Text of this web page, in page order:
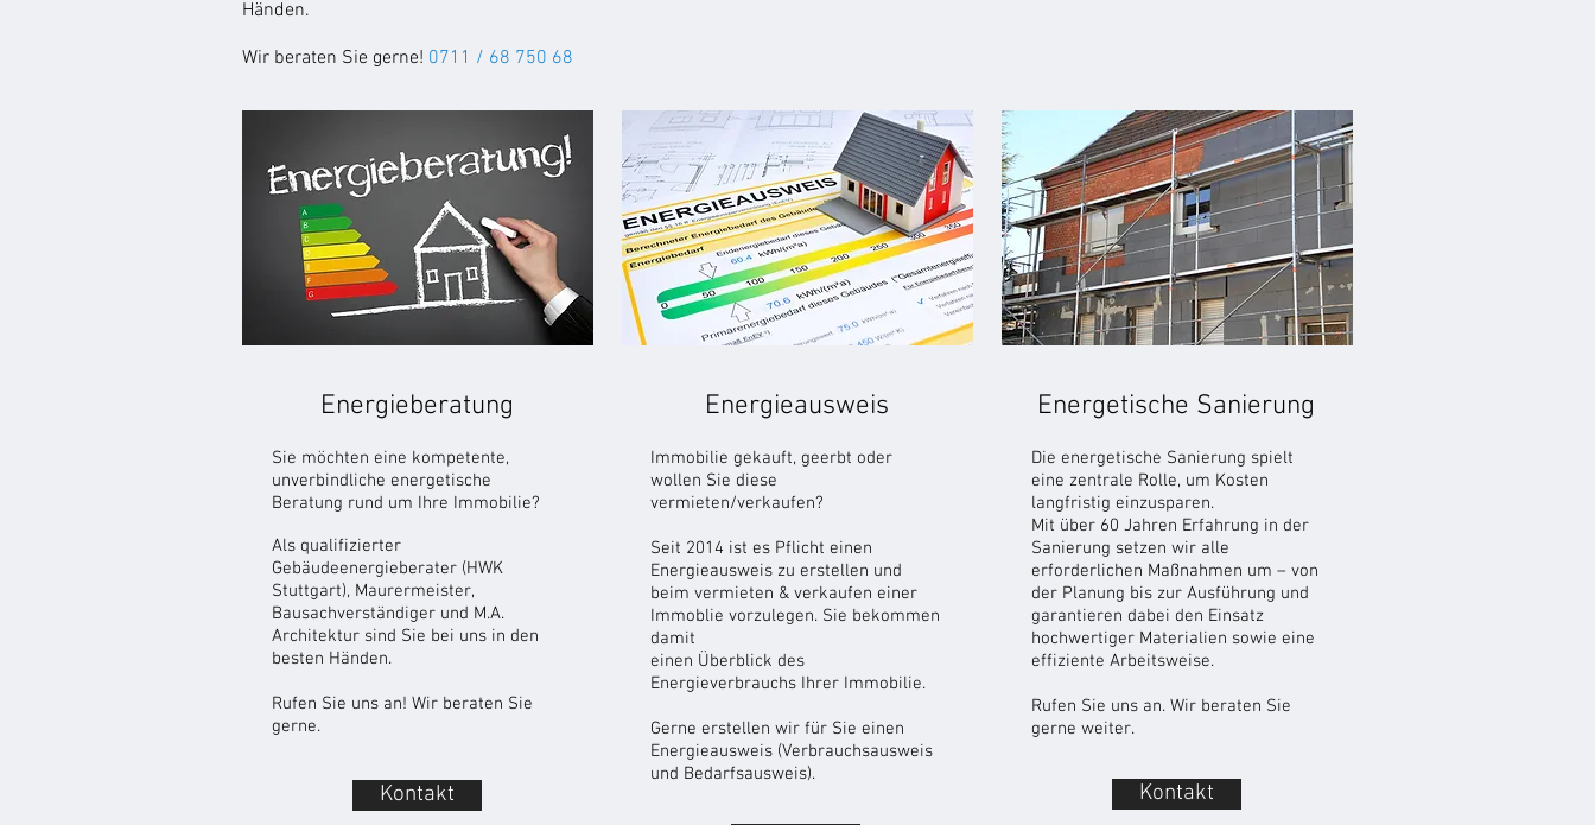
Händen.
Wir beraten Sie gerne! 0711 / 68 750 68
Energieberatung
Sie möchten eine kompetente,
unverbindliche energetische
Beratung rund um Ihre Immobilie?
Als qualifizierter
Gebäudeenergieberater (HWK
Stuttgart), Maurermeister,
Bausachverständiger und M.A.
Architektur sind Sie bei uns in den
besten Händen.
Rufen Sie uns an! Wir beraten Sie
gerne.
Kontakt
Energieausweis
Immobilie gekauft, geerbt oder
wollen Sie diese
vermieten/verkaufen?
Seit 2014 ist es Pflicht einen
Energieausweis zu erstellen und
beim vermieten & verkaufen einer
Immoblie vorzulegen. Sie bekommen
damit
einen Überblick des
Energieverbrauchs Ihrer Immobilie.
Gerne erstellen wir für Sie einen
Energieausweis (Verbrauchsausweis
und Bedarfsausweis).
Energetische Sanierung
Die energetische Sanierung spielt
eine zentrale Rolle, um Kosten
langfristig einzusparen.
Mit über 60 Jahren Erfahrung in der
Sanierung setzen wir alle
erforderlichen Maßnahmen um – von
der Planung bis zur Ausführung und
garantieren dabei den Einsatz
hochwertiger Materialien sowie eine
effiziente Arbeitsweise.
Rufen Sie uns an. Wir beraten Sie
gerne weiter.
Kontakt